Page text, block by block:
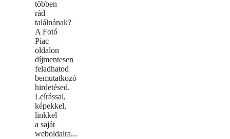
többen
rád
találnának?
A Fotó
Piac
oldalon
díjmentesen
feladhatod
bemutatkozó
hirdetésed.
Leírással,
képekkel,
linkkel
a saját
weboldalra...